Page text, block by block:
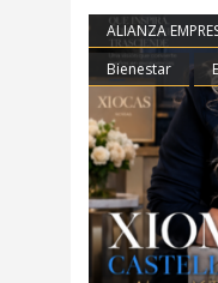
ALIANZA
Bienestar